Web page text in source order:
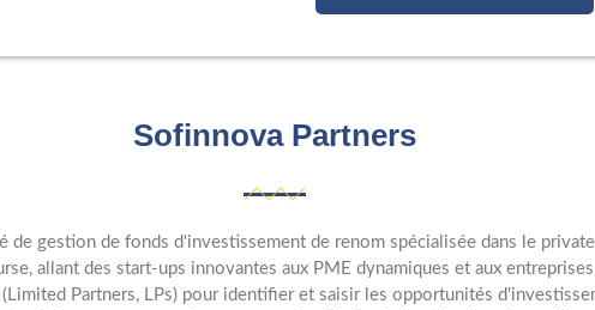
Sofinnova Partners
de gestion de fonds d'investissement de renom spécialisée dans le
allant des start-ups innovantes aux PME dynamiques et aux
Partners, LPs) pour identifier et saisir les opportunités